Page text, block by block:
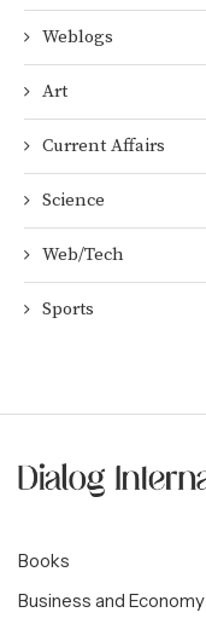
Weblogs
Art
Current Affairs
Science
Web/Tech
Sports
Books
Business and Economy